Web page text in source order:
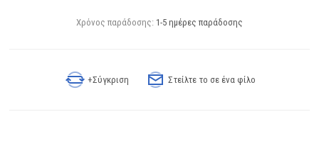
Χρόνος παράδοσης: 1-5 ημέρες παράδοσης
+Σύγκριση Στείλτε το σε ένα φίλο